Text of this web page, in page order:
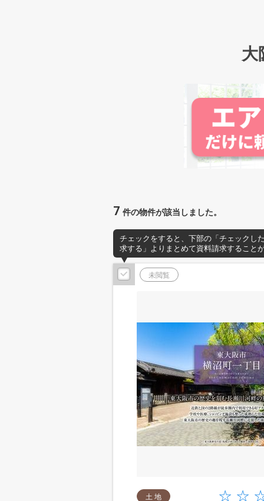
大
7 件の物件が該当しました。
チェックをすると、下部の「チェックし
求する」よりまとめて資料請求すること
未閲覧
土 地